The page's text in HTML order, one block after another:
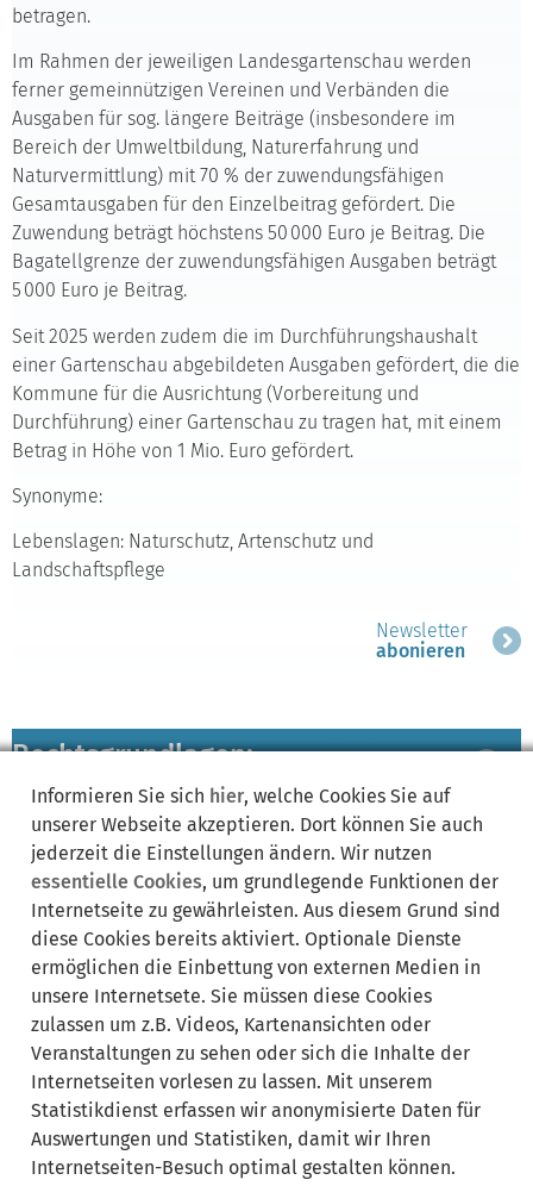
betragen.
Im Rahmen der jeweiligen Landesgartenschau werden
ferner gemeinnützigen Vereinen und Verbänden die
Ausgaben für sog. längere Beiträge (insbesondere im
Bereich der Umweltbildung, Naturerfahrung und
Naturvermittlung) mit 70 % der zuwendungsfähigen
Gesamtausgaben für den Einzelbeitrag gefördert. Die
Zuwendung beträgt höchstens 50 000 Euro je Beitrag. Die
Bagatellgrenze der zuwendungsfähigen Ausgaben beträgt
5 000 Euro je Beitrag.
Seit 2025 werden zudem die im Durchführungshaushalt
einer Gartenschau abgebildeten Ausgaben gefördert, die die
Kommune für die Ausrichtung (Vorbereitung und
Durchführung) einer Gartenschau zu tragen hat, mit einem
Betrag in Höhe von 1 Mio. Euro gefördert.
Synonyme:
Lebenslagen: Naturschutz, Artenschutz und
Landschaftspflege
Newsletter
abonieren
Bereich
Rechtsgrundlagen:
Bereich
ausklappen
Fristen:
Bereich
ausklappen
zuständige Ämter/
Sachgebiete:
Bereich
ausklappen
Lebenslagen:
Informieren Sie sich hier, welche Cookies Sie auf
unserer Webseite akzeptieren. Dort können Sie auch
jederzeit die Einstellungen ändern. Wir nutzen
essentielle Cookies, um grundlegende Funktionen der
Internetseite zu gewährleisten. Aus diesem Grund sind
diese Cookies bereits aktiviert. Optionale Dienste
ermöglichen die Einbettung von externen Medien in
unsere Internetsete. Sie müssen diese Cookies
zulassen um z.B. Videos, Kartenansichten oder
Veranstaltungen zu sehen oder sich die Inhalte der
Internetseiten vorlesen zu lassen. Mit unserem
Statistikdienst erfassen wir anonymisierte Daten für
Auswertungen und Statistiken, damit wir Ihren
Internetseiten-Besuch optimal gestalten können.